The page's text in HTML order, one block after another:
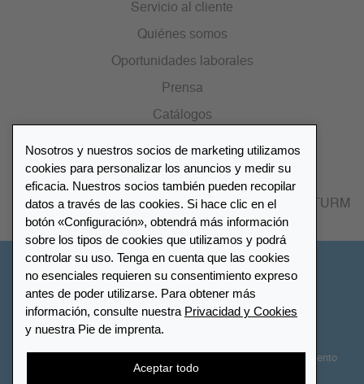
Servicio al cliente
Quiénes somos
Oportunidades laborales
Prensa
Catálogos
Lista de distribuidores
Encuentre su distribuidor más cercano LEUCHTTURM
Nosotros y nuestros socios de marketing utilizamos
cookies para personalizar los anuncios y medir su
eficacia. Nuestros socios también pueden recopilar
datos a través de las cookies. Si hace clic en el
botón «Configuración», obtendrá más información
sobre los tipos de cookies que utilizamos y podrá
controlar su uso. Tenga en cuenta que las cookies
no esenciales requieren su consentimiento expreso
antes de poder utilizarse. Para obtener más
información, consulte nuestra Privacidad y Cookies
y nuestra Pie de imprenta.
Aceptar todo
Configuración de cookies Privacidad y Cookies
Declaración de accesibilidad
Derecho de desistimiento